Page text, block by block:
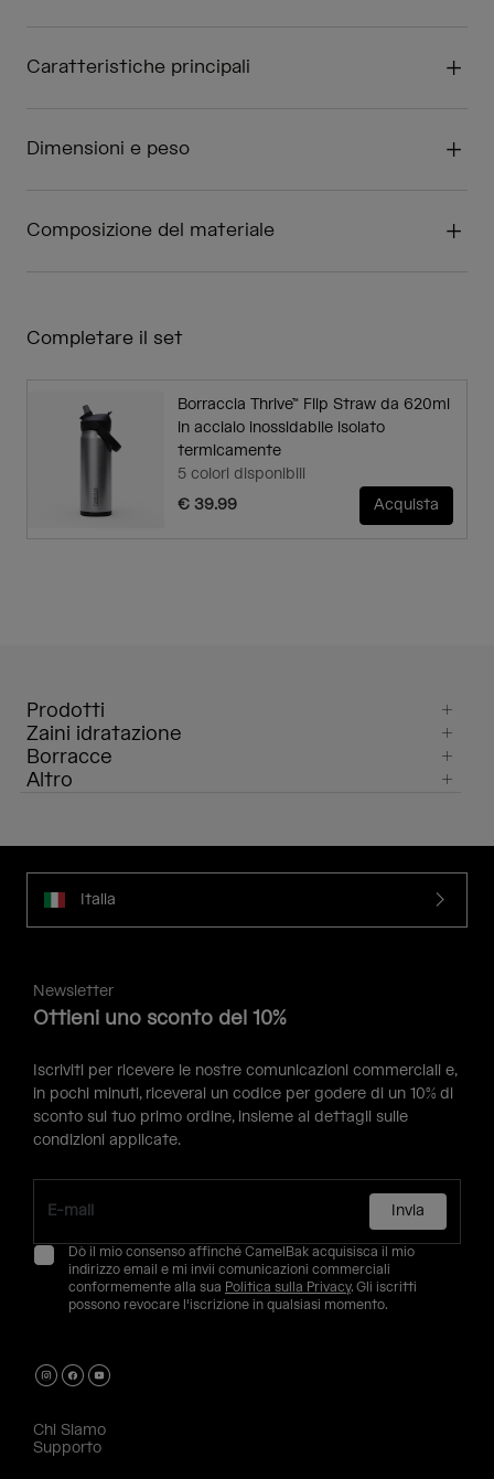
Caratteristiche principali
Dimensioni e peso
Composizione del materiale
Completare il set
Borraccia Thrive™ Flip Straw da 620ml
in acciaio inossidabile isolato
termicamente
5 colori disponibili
€ 39.99
Acquista
Prodotti
Zaini idratazione
Borracce
Altro
Italia
Newsletter
Ottieni uno sconto del 10%
Iscriviti per ricevere le nostre comunicazioni commerciali e,
in pochi minuti, riceverai un codice per godere di un 10% di
sconto sul tuo primo ordine, insieme ai dettagli sulle
condizioni applicate.
Invia
Dò il mio consenso affinché CamelBak acquisisca il mio
indirizzo email e mi invii comunicazioni commerciali
conformemente alla sua Politica sulla Privacy. Gli iscritti
possono revocare l'iscrizione in qualsiasi momento.
Chi Siamo
Supporto